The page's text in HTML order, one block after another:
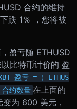
合约的维持
跌 1％ ，您将被
盈亏随 ETHUSD
比特币计价的 盈
盈亏 =（ ETHUS
约数量 在上面的
为 600 美元，